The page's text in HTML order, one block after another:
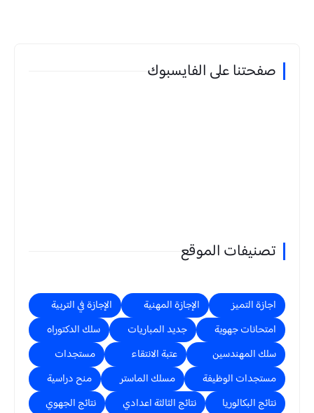
صفحتنا على الفايسبوك
تصنيفات الموقع
اجازة التميز الإجازة المهنية
الإجازة في التربية
امتحانات جهوية
جديد المباريات
سلك الدكتوراه
سلك المهندسين
عتبة الانتقاء
مستجدات
مستجدات الوظيفة
مسلك الماستر
منح دراسية
نتائج البكالوريا
نتائج الثالثة اعدادي
نتائج الجهوي